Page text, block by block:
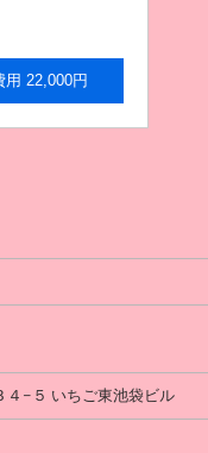
用 22,000円
４−５ いちご東池袋ビル